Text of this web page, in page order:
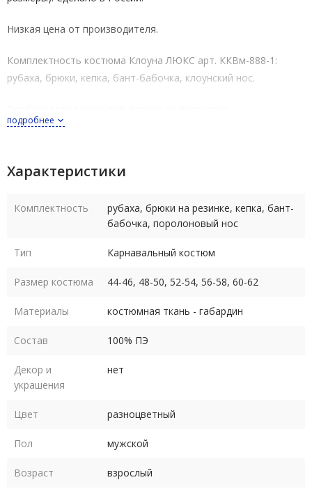
Низкая цена от производителя.
Комплектность костюма Клоуна ЛЮКС арт. ККВм-888-1:
рубаха, брюки, кепка, бант-бабочка, клоунский нос.
широкие сине-зеленые брюки на резинке, собранные
большая разноцветная кепка клоуна
фиолетовый клоунский бант-бабочка
Костюм Клоун для аниматора полностью выполнен из
Костюм выпускается в размерах 44-46, 48-50, 52-54, 56-58,
в деликатном режиме.
подробнее
Характеристики
Комплектность
рубаха, брюки на резинке, кепка, бант-
бабочка, поролоновый нос
Тип Карнавальный костюм
Размер костюма 44-46, 48-50, 52-54, 56-58, 60-62
Материалы костюмная ткань - габардин
Состав 100% ПЭ
Декор и
украшения
нет
Цвет разноцветный
Пол мужской
Возраст взрослый